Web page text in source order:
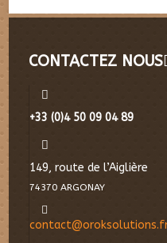
CONTACTEZ NOUS
+33 (0)4 50 09 04 89
149, route de l’Aiglière
74370 ARGONAY